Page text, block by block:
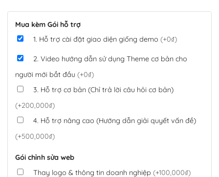
Mua kèm Gói hỗ trợ
1. Hỗ trợ cài đặt giao diện giống demo (+0₫)
2. Video hướng dẫn sử dụng Theme cơ bản cho
người mới bắt đầu (+0₫)
3. Hỗ trợ cơ bản (Chỉ trả lời câu hỏi cơ bản)
(+200,000₫)
4. Hỗ trợ nâng cao (Hướng dẫn giải quyết vấn đề)
(+500,000₫)
Gói chỉnh sửa web
Thay logo & thông tin doanh nghiệp (+100,000₫)